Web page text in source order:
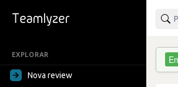
EXPLORAR
Nova review